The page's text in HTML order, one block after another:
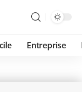
Entreprise